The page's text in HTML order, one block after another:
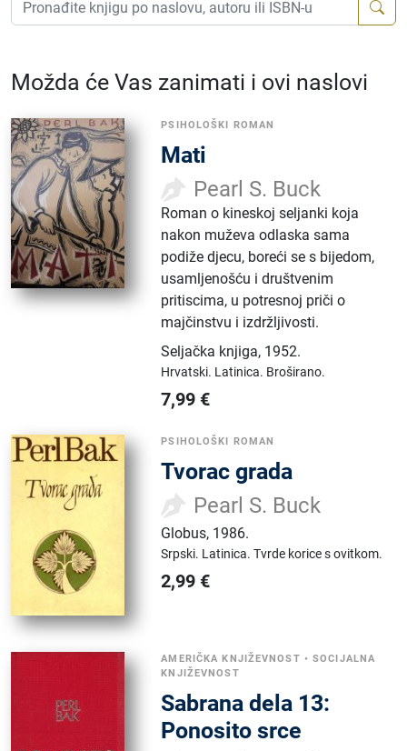
Možda će Vas zanimati i ovi naslovi
PSIHOLOŠKI ROMAN
Mati
Pearl S. Buck
Roman o kineskoj seljanki koja
nakon muževa odlaska sama
podiže djecu, boreći se s bijedom,
usamljenošću i društvenim
pritiscima, u potresnoj priči o
majčinstvu i izdržljivosti.
Seljačka knjiga, 1952.
Hrvatski. Latinica. Broširano.
7,99 €
PSIHOLOŠKI ROMAN
Tvorac grada
Pearl S. Buck
Globus, 1986.
Srpski. Latinica.Tvrde korice s ovitkom.
2,99 €
AMERIČKA KNJIŽEVNOST •SOCIJALNA
KNJIŽEVNOST
Sabrana dela 13:
Ponosito srce